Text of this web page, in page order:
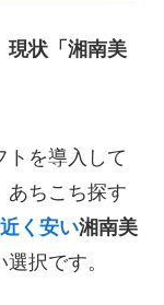
現状「湘南美
トを導入して
あちこち探す
く安い湘南美
択です。